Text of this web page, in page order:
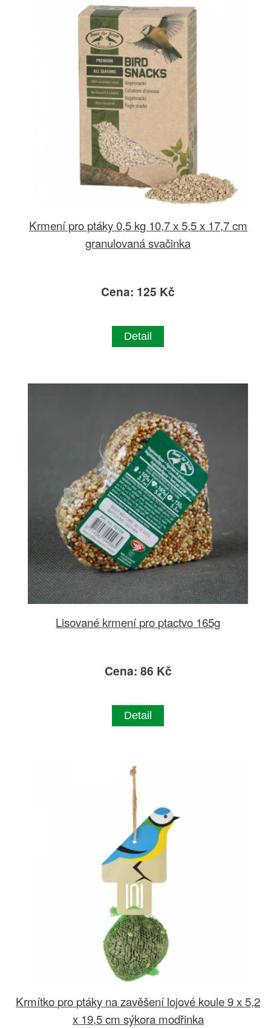
Krmení pro ptáky 0,5 kg 10,7 x 5,5 x 17,7 cm
granulovaná svačinka
Cena: 125 Kč
Detail
Lisované krmení pro ptactvo 165g
Cena: 86 Kč
Detail
Krmítko pro ptáky na zavěšení lojové koule 9 x 5,2
x 19,5 cm sýkora modřinka